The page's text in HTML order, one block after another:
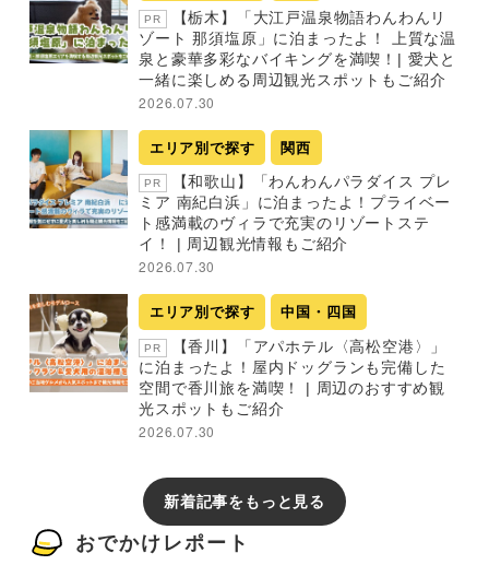
PR
【栃木】「大江戸温泉物語わんわんリ
ゾート 那須塩原」に泊まったよ！ 上質な温
泉と豪華多彩なバイキングを満喫！| 愛犬と
一緒に楽しめる周辺観光スポットもご紹介
2026.07.30
エリア別で探す 関西
PR
【和歌山】「わんわんパラダイス プレ
ミア 南紀白浜」に泊まったよ！プライベー
ト感満載のヴィラで充実のリゾートステ
イ！ | 周辺観光情報もご紹介
2026.07.30
エリア別で探す 中国・四国
PR
【香川】「アパホテル〈高松空港〉」
に泊まったよ！屋内ドッグランも完備した
空間で香川旅を満喫！ | 周辺のおすすめ観
光スポットもご紹介
2026.07.30
新着記事をもっと見る
おでかけレポート